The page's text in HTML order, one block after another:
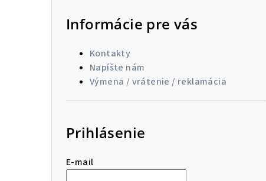
Informácie pre vás
Kontakty
Napíšte nám
Výmena / vrátenie / reklamácia
Prihlásenie
E-mail